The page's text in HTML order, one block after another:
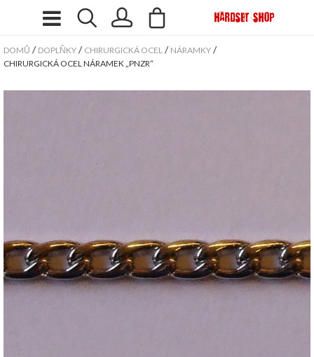
DOMŮ / DOPLŇKY / CHIRURGICKÁ OCEL / NÁRAMKY /
CHIRURGICKÁ OCEL NÁRAMEK „PNZR“